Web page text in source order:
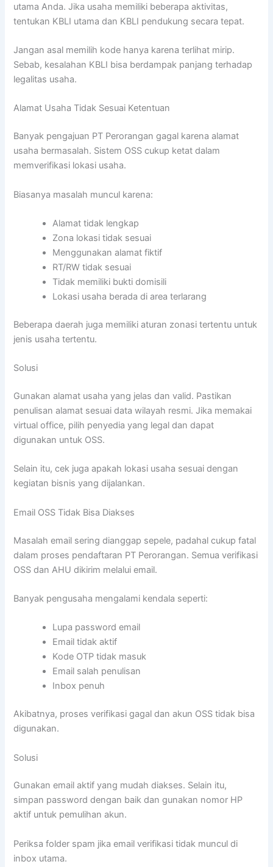
utama Anda. Jika usaha memiliki beberapa aktivitas,
tentukan KBLI utama dan KBLI pendukung secara tepat.
Jangan asal memilih kode hanya karena terlihat mirip.
Sebab, kesalahan KBLI bisa berdampak panjang terhadap
legalitas usaha.
Alamat Usaha Tidak Sesuai Ketentuan
Banyak pengajuan PT Perorangan gagal karena alamat
usaha bermasalah. Sistem OSS cukup ketat dalam
memverifikasi lokasi usaha.
Biasanya masalah muncul karena:
Alamat tidak lengkap
Zona lokasi tidak sesuai
Menggunakan alamat fiktif
RT/RW tidak sesuai
Tidak memiliki bukti domisili
Lokasi usaha berada di area terlarang
Beberapa daerah juga memiliki aturan zonasi tertentu untuk
jenis usaha tertentu.
Solusi
Gunakan alamat usaha yang jelas dan valid. Pastikan
penulisan alamat sesuai data wilayah resmi. Jika memakai
virtual office, pilih penyedia yang legal dan dapat
digunakan untuk OSS.
Selain itu, cek juga apakah lokasi usaha sesuai dengan
kegiatan bisnis yang dijalankan.
Email OSS Tidak Bisa Diakses
Masalah email sering dianggap sepele, padahal cukup fatal
dalam proses pendaftaran PT Perorangan. Semua verifikasi
OSS dan AHU dikirim melalui email.
Banyak pengusaha mengalami kendala seperti:
Lupa password email
Email tidak aktif
Kode OTP tidak masuk
Email salah penulisan
Inbox penuh
Akibatnya, proses verifikasi gagal dan akun OSS tidak bisa
digunakan.
Solusi
Gunakan email aktif yang mudah diakses. Selain itu,
simpan password dengan baik dan gunakan nomor HP
aktif untuk pemulihan akun.
Periksa folder spam jika email verifikasi tidak muncul di
inbox utama.